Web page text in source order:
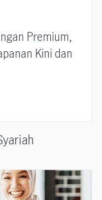
Premium,
Kini dan